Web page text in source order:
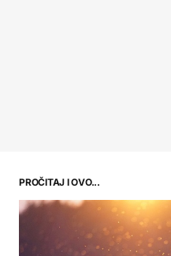
PROČITAJ I OVO...